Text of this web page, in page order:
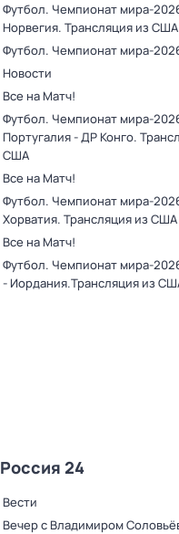
Футбол. Чемпионат мира-
Норвегия. Трансляция из США
Футбол. Чемпионат мира-
Новости
Все на Матч!
Футбол. Чемпионат мира-
Португалия - ДР Конго.
США
Все на Матч!
Футбол. Чемпионат мира-
Хорватия. Трансляция из США
Все на Матч!
Футбол. Чемпионат мира-
- Иордания.Трансляция из
Россия 24
Вести
Вечер с Владимиром